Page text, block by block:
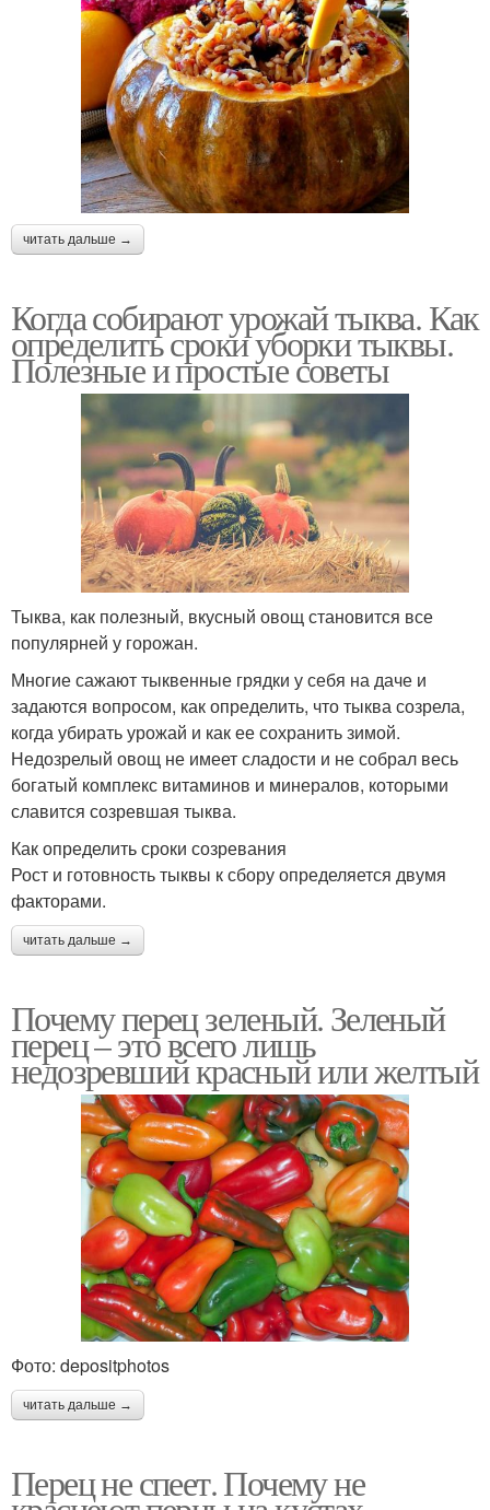
читать дальше →
Когда собирают урожай тыква. Как
определить сроки уборки тыквы.
Полезные и простые советы
Тыква, как полезный, вкусный овощ становится все
популярней у горожан.
Многие сажают тыквенные грядки у себя на даче и
задаются вопросом, как определить, что тыква созрела,
когда убирать урожай и как ее сохранить зимой.
Недозрелый овощ не имеет сладости и не собрал весь
богатый комплекс витаминов и минералов, которыми
славится созревшая тыква.
Как определить сроки созревания
Рост и готовность тыквы к сбору определяется двумя
факторами.
читать дальше →
Почему перец зеленый. Зеленый
перец – это всего лишь
недозревший красный или желтый
Фото: depositphotos
читать дальше →
Перец не спеет. Почему не